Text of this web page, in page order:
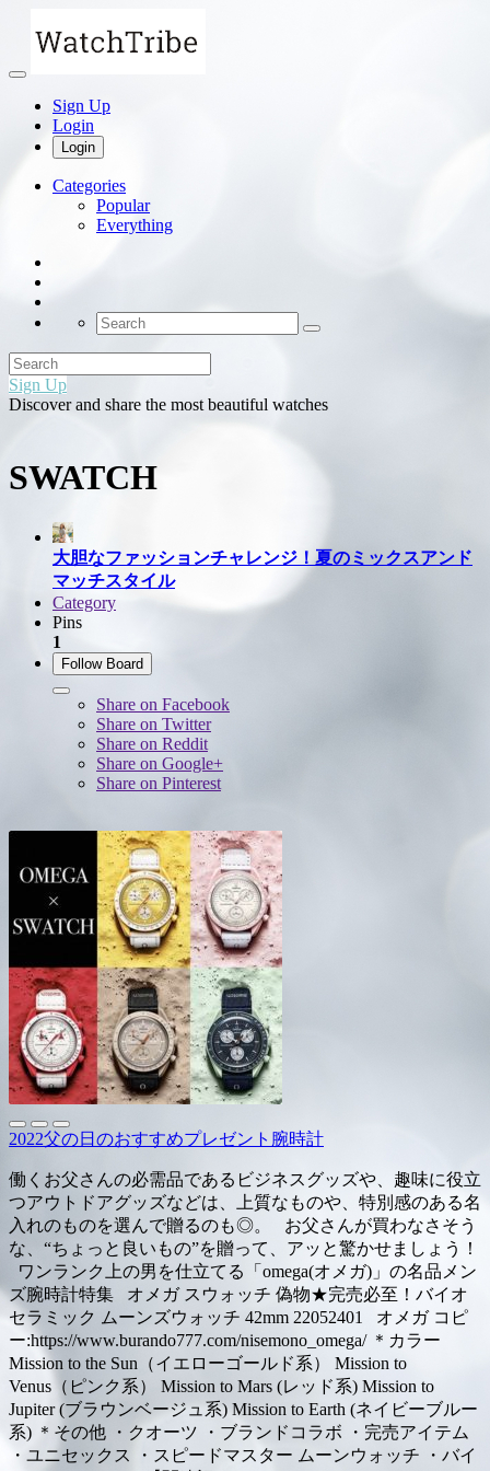
Sign Up
Login
Login
Categories
Popular
Everything
Sign Up
Discover and share the most beautiful watches
SWATCH
大胆なファッションチャレンジ！夏のミックスアンド
マッチスタイル
Category
Pins
1
Follow Board
Share on Facebook
Share on Twitter
Share on Reddit
Share on Google+
Share on Pinterest
2022父の日のおすすめプレゼント腕時計
働くお父さんの必需品であるビジネスグッズや、趣味に役立
つアウトドアグッズなどは、上質なものや、特別感のある名
入れのものを選んで贈るのも◎。 お父さんが買わなさそう
な、“ちょっと良いもの”を贈って、アッと驚かせましょう！
ワンランク上の男を仕立てる「omega(オメガ)」の名品メン
ズ腕時計特集 オメガ スウォッチ 偽物★完売必至！バイオ
セラミック ムーンズウォッチ 42mm 22052401 オメガ コピ
ー:https://www.burando777.com/nisemono_omega/ ＊カラー
Mission to the Sun（イエローゴールド系） Mission to
Venus（ピンク系） Mission to Mars (レッド系) Mission to
Jupiter (ブラウンベージュ系) Mission to Earth (ネイビーブルー
系) ＊その他 ・クオーツ ・ブランドコラボ ・完売アイテム
・ユニセックス ・スピードマスター ムーンウォッチ ・バイ